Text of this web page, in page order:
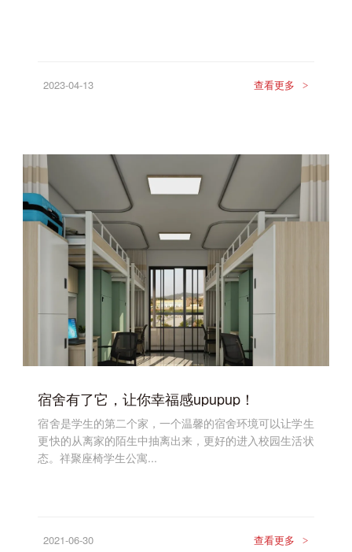
2023-04-13 查看更多 >
宿舍有了它，让你幸福感upupup！
宿舍是学生的第二个家，一个温馨的宿舍环境可以让学生
更快的从离家的陌生中抽离出来，更好的进入校园生活状
态。祥聚座椅学生公寓...
2021-06-30 查看更多 >